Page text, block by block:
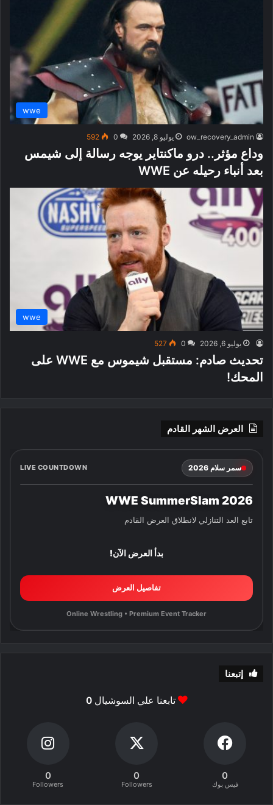
wwe
ow_recovery_admin يوليو 8, 2026 0
592
وداع مؤثر.. درو ماكنتاير يوجه رسالة إلى شيمس
بعد أنباء رحيله عن WWE
wwe
يوليو 6, 2026 0
527
تحديث صادم: مستقبل شيموس مع WWE على
المحك!
العرض الشهر القادم
سمر سلام 2026 LIVE COUNTDOWN
WWE SummerSlam 2026
تابع العد التنازلي لانطلاق العرض القادم
بدأ العرض الآن!
تفاصيل العرض
Online Wrestling • Premium Event Tracker
إتبعنا
تابعنا علي السوشيال0
0
فيس بوك
0
Followers
0
Followers